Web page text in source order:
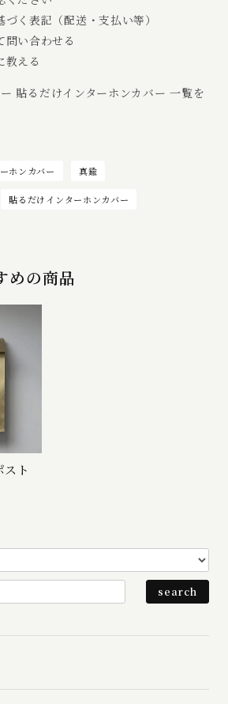
く表記（配送・支払い等）
問い合わせる
教える
貼るだけインターホンカバー 一覧を
ホンカバー 真鍮
貼るだけインターホンカバー
めの商品
ト